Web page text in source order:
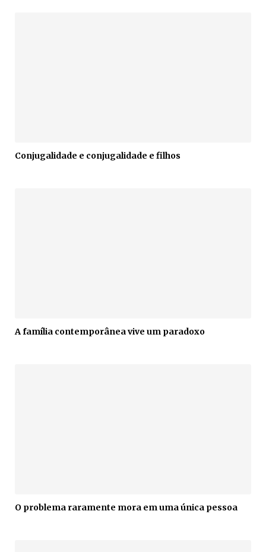
Conjugalidade e conjugalidade e filhos
A família contemporânea vive um paradoxo
O problema raramente mora em uma única pessoa